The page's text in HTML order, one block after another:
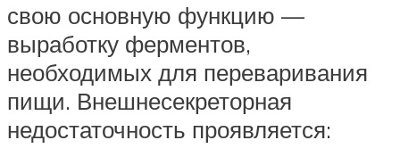
свою основную функцию —
выработку ферментов,
необходимых для переваривания
пищи. Внешнесекреторная
недостаточность проявляется: